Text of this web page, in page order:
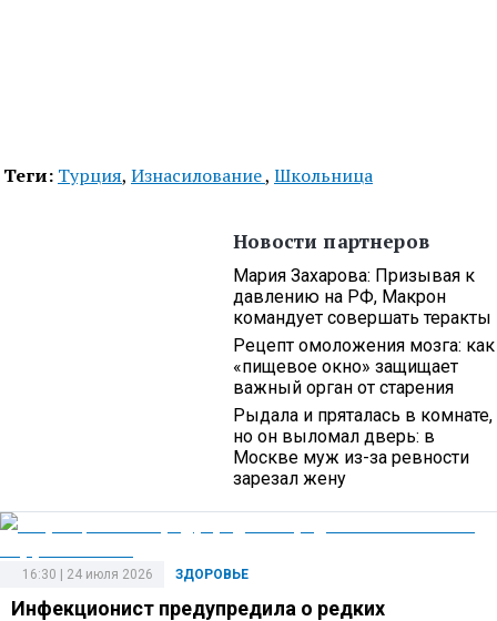
Теги: Турция, Изнасилование, Школьница
Новости партнеров
Мария Захарова: Призывая к
давлению на РФ, Макрон
командует совершать теракты
Рецепт омоложения мозга: как
«пищевое окно» защищает
важный орган от старения
Рыдала и пряталась в комнате,
но он выломал дверь: в
Москве муж из-за ревности
зарезал жену
ЗДОРОВЬЕ
16:30 | 24 июля 2026
Инфекционист предупредила о редких